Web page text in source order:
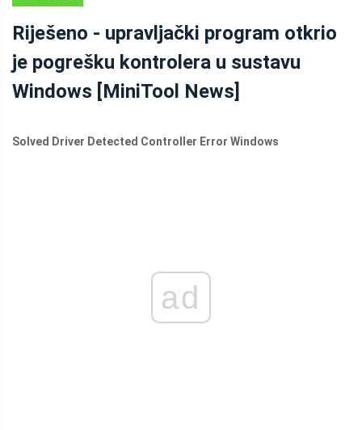
MINITOOL
Riješeno - upravljački program otkrio
je pogrešku kontrolera u sustavu
Windows [MiniTool News]
Solved Driver Detected Controller Error Windows
ad